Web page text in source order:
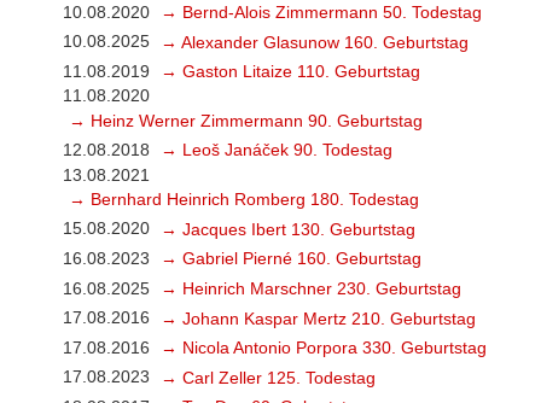
10.08.2020
→ Bernd-Alois Zimmermann 50. Todestag
10.08.2025
→ Alexander Glasunow 160. Geburtstag
11.08.2019
→ Gaston Litaize 110. Geburtstag
11.08.2020
→ Heinz Werner Zimmermann 90. Geburtstag
12.08.2018
→ Leoš Janáček 90. Todestag
13.08.2021
→ Bernhard Heinrich Romberg 180. Todestag
15.08.2020
→ Jacques Ibert 130. Geburtstag
16.08.2023
→ Gabriel Pierné 160. Geburtstag
16.08.2025
→ Heinrich Marschner 230. Geburtstag
17.08.2016
→ Johann Kaspar Mertz 210. Geburtstag
17.08.2016
→ Nicola Antonio Porpora 330. Geburtstag
17.08.2023
→ Carl Zeller 125. Todestag